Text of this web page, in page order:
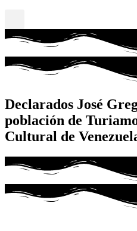
Declarados José
población de
Cultural de